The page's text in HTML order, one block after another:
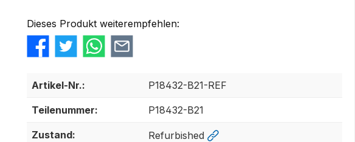
Dieses Produkt weiterempfehlen:
Artikel-Nr.: P18432-B21-REF
Teilenummer: P18432-B21
Zustand: Refurbished